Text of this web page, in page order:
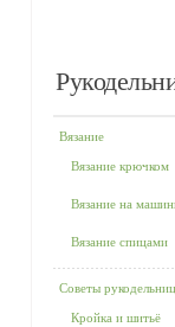
Вязание
Вязание крючком
Вязание на
Вязание спицами
Советы
Кройка и шитьё